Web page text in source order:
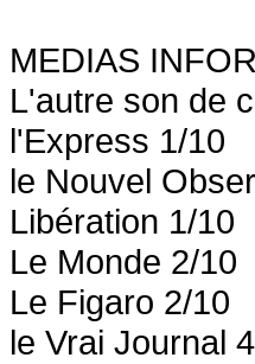
MEDIAS
L'autre son de
l'Express 1/10
le Nouvel
Libération 1/10
Le Monde 2/10
Le Figaro 2/10
le Vrai Journal